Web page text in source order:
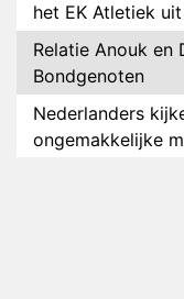
het EK Atletiek uit
Relatie Anouk
Bondgenoten
Nederlanders
ongemakkelijke